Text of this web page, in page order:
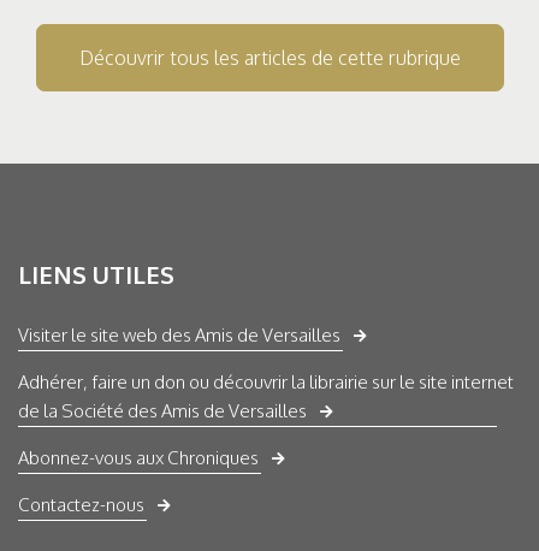
Découvrir tous les articles de cette rubrique
LIENS UTILES
Visiter le site web des Amis de Versailles
Adhérer, faire un don ou découvrir la librairie sur le site internet
de la Société des Amis de Versailles
Abonnez-vous aux Chroniques
Contactez-nous